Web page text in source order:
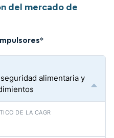
del mercado de
*
alimentaria y